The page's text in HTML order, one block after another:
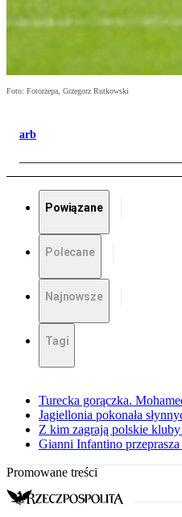
Foto: Fotorzepa, Grzegorz Rutkowski
arb
Powiązane
Polecane
Najnowsze
Tagi
Turecka gorączka.
Jagiellonia pokonała
Z kim zagrają polskie
Gianni Infantino
Promowane treści